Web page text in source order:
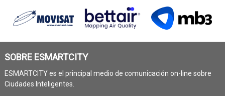
SOBRE ESMARTCITY
ESMARTCITY es el principal medio de comunicación on-line sobre
Ciudades Inteligentes.